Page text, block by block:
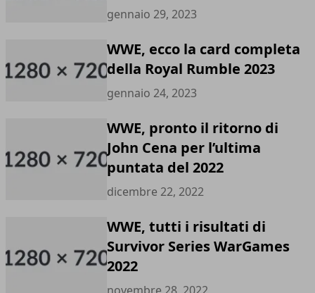
gennaio 29, 2023
WWE, ecco la card completa
della Royal Rumble 2023
gennaio 24, 2023
WWE, pronto il ritorno di
John Cena per l’ultima
puntata del 2022
dicembre 22, 2022
WWE, tutti i risultati di
Survivor Series WarGames
2022